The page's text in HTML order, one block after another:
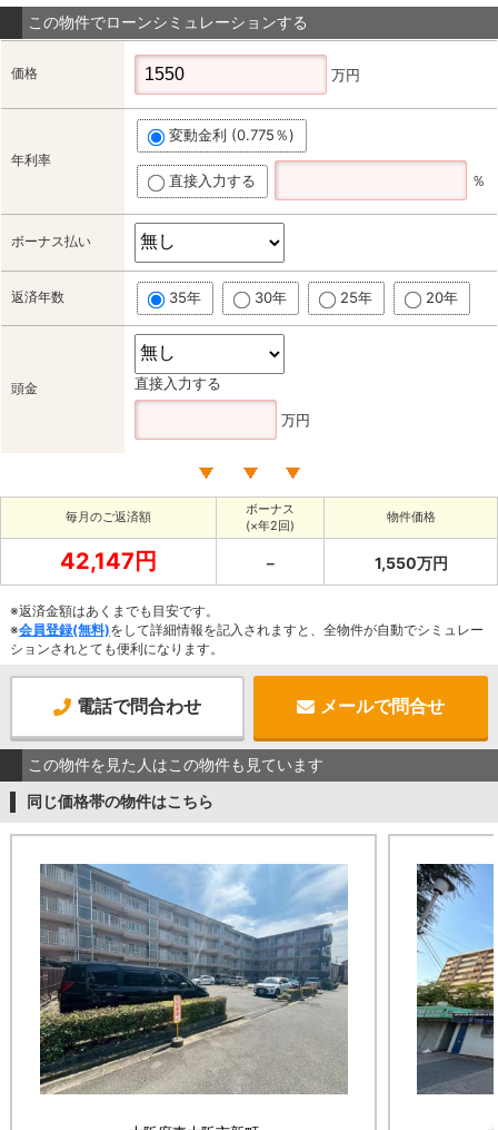
この物件でローンシミュレーションする
価格 万円
年利率
変動金利 (0.775％)
直接入力する ％
ボーナス払い
返済年数 35年 30年 25年 20年
頭金 直接入力する
万円
毎月のご返済額
ボーナス
(×年2回)
物件価格
42,147円 － 1,550万円
※返済金額はあくまでも目安です。
※会員登録(無料)をして詳細情報を記入されますと、全物件が自動でシミュレー
ションされとても便利になります。
電話で問合わせ メールで問合せ
この物件を見た人はこの物件も見ています
同じ価格帯の物件はこちら